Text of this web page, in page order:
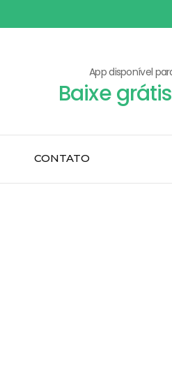
App disponível
Baixe
CONTATO